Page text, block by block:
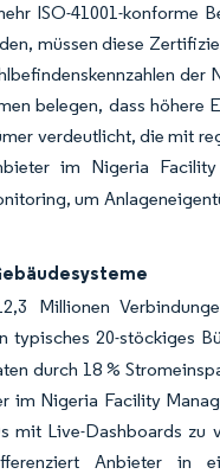
ISO-41001-konforme
müssen diese
der
belegen, dass höhere
verdeutlicht, die mit
im Nigeria
um
Millionen
typisches 20-stöckiges
durch 18 %
im Nigeria Facility
mit Live-Dashboards zu
Anbieter in